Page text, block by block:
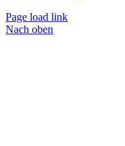
Page load link
Nach oben